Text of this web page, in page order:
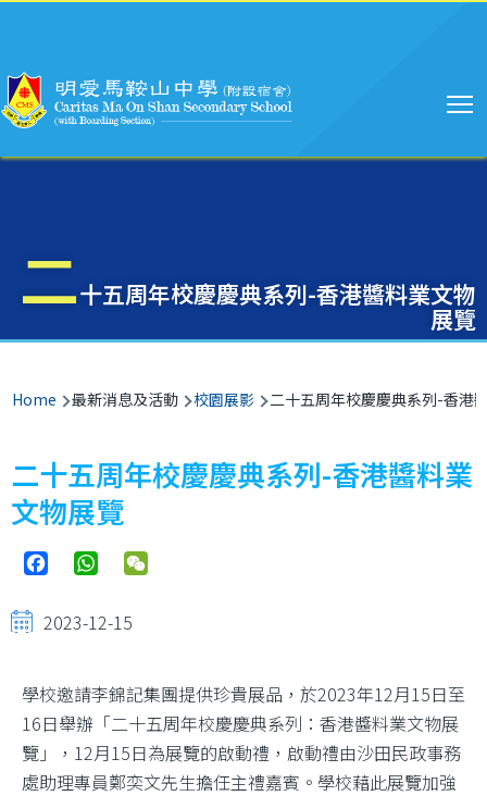
二十五周年校慶慶典系列-香港醬料業文物
展覽
Breadcrumb
Home 最新消息及活動 校園展影 二十五周年校慶慶典系列-香港
二十五周年校慶慶典系列-香港醬料業
文物展覽
FacebookWhatsApp
2023-12-15
學校邀請李錦記集團提供珍貴展品，於2023年12月15日至
16日舉辦「二十五周年校慶慶典系列：香港醬料業文物展
覽」，12月15日為展覽的啟動禮，啟動禮由沙田民政事務
處助理專員鄭奕文先生擔任主禮嘉賓。學校藉此展覽加強